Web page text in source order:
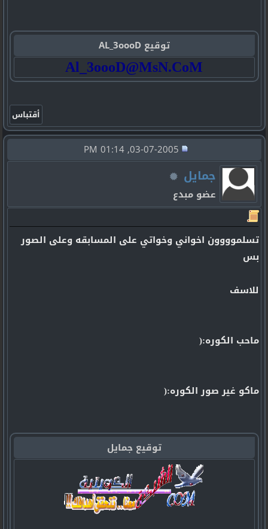
توقيع AL_3oooD
Al_3oooD@MsN.CoM
جمايل
عضو مبدع
تسلموووون اخواني وخواتي على المسابقه وعلى الصور
بس
للاسف
ماحب الكوره:(
ماكو غير صور الكوره:(
توقيع جمايل